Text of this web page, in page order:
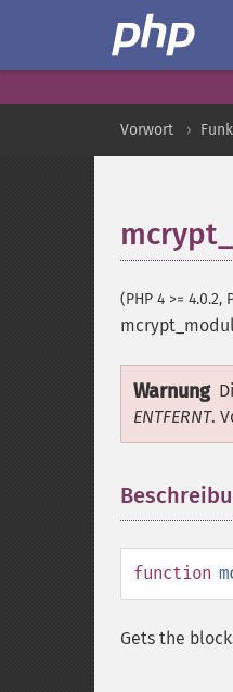
Vorwort
(PHP 4 >= 4.0.2,
Warnung
ENTFERNT.
function
Gets the